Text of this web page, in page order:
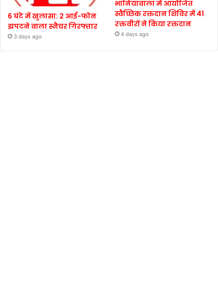
6 घंटे में खुलासा: 2 आई-फोन
झपटने वाला स्नैचर गिरफ्तार
3 days ago
भानियावाला में आयोजित
स्वैच्छिक रक्तदान शिविर में 41
रक्तवीरों ने किया रक्तदान
4 days ago